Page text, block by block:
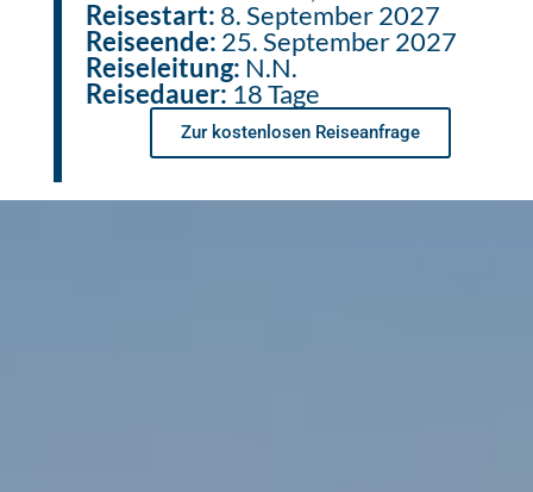
Reisestart: 8. September 2027
Reiseende: 25. September 2027
Reiseleitung: N.N.
Reisedauer:18 Tage
Zur kostenlosen Reiseanfrage